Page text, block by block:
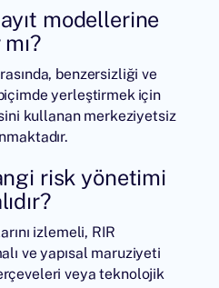
modellerine
benzersizliği ve
yerleştirmek için
kullanan merkeziyetsiz
risk yönetimi
izlemeli, RIR
ve yapısal maruziyeti
veya teknolojik